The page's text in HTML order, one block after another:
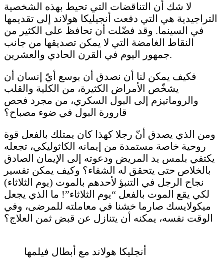
لا شك أن التناقضات التي تحيط بهذه الشخصية
التراجيدية هي التي دفعت أنجيليكا هولاند إلى تقديمها
في السينما. وقد فضّلت أن تحافظ على الكثير من
النقاط الغامضة التي لا يمكن تصديقها من جانب
جمهور اليوم في القرن الحادي والعشرين.
فكيف يمكن لنا أن نصدق أن بوسع أيّ إنسان أن
يشخّص الأمراض الكثيرة، من الكلية والقلب
والروماتيزم إلى البول السكري، من مجرد فحص
قارورة البول في ضوء مصباح؟
ومن الذي يصدق أنّ رجلا كهذا كان يمتلك بالفعل قوة
روحية خاصة مستمدة من إيمانه الكاثوليكي، تجعله
يكتفي بلمس يد المريض ودعوته إلى الإيمان الصادق
بالخلاص حتى يتحقق له الشفاء؟ وكيف يمكن تفسير
نجاح الرجل في التنبؤ لأحدهم بالموت (يوم الثلاثاء)
لكي يقع الموت بالفعل “يوم الثلاثاء”! ما الذي يجعل
ميكولايسك صارما خشنا في معاملته للمرضى، وفي
الوقت نفسه، يمكنه أن يتنازل عن قبض ثمن العلاج؟
أنجليكا هولاند مع أبطال فيلمها